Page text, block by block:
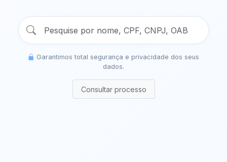
Garantimos total segurança e privacidade dos seus
dados.
Consultar processo